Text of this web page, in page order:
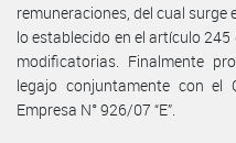
remuneraciones, del cual
lo establecido en el artículo 245
modificatorias. Finalmente
legajo conjuntamente con el
Empresa N° 926/07 “E”.